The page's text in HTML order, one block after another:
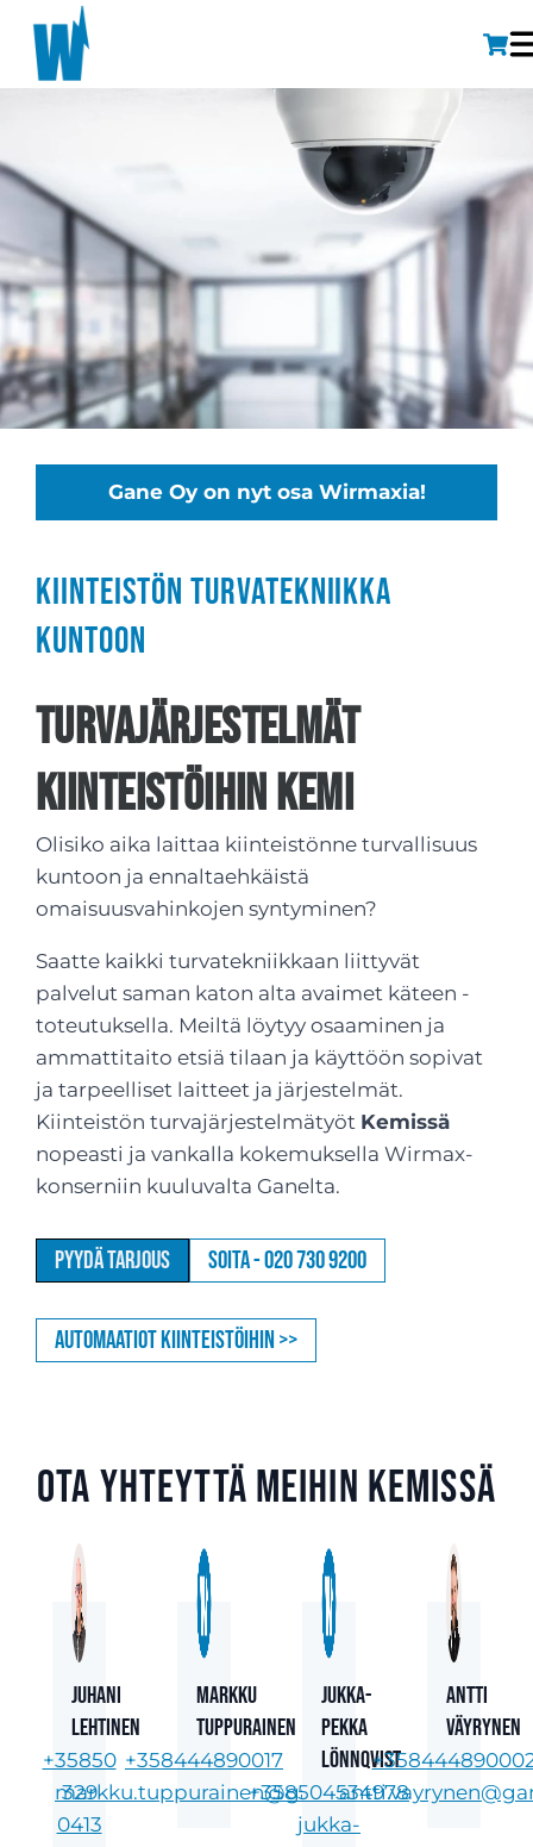
Gane Oy on nyt osa Wirmaxia!
Kiinteistön turvatekniikka
kuntoon
Turvajärjestelmät
kiinteistöihin Kemi
Olisiko aika laittaa kiinteistönne turvallisuus
kuntoon ja ennaltaehkäistä
omaisuusvahinkojen syntyminen?
Saatte kaikki turvatekniikkaan liittyvät
palvelut saman katon alta avaimet käteen -
toteutuksella. Meiltä löytyy osaaminen ja
ammattitaito etsiä tilaan ja käyttöön sopivat
ja tarpeelliset laitteet ja järjestelmät.
Kiinteistön turvajärjestelmätyöt Kemissä
nopeasti ja vankalla kokemuksella Wirmax-
konserniin kuuluvalta Ganelta.
Pyydä tarjous Soita - 020 730 9200
Automaatiot kiinteistöihin >>
Ota yhteyttä meihin Kemissä
Juhani
Lehtinen
+35850
329
0413
Markku
Tuppurainen
+358444890017
markku.tuppurainen@gane.fi
Jukka-
Pekka
Lönnqvist
+358504534978
jukka-
Antti
Väyrynen